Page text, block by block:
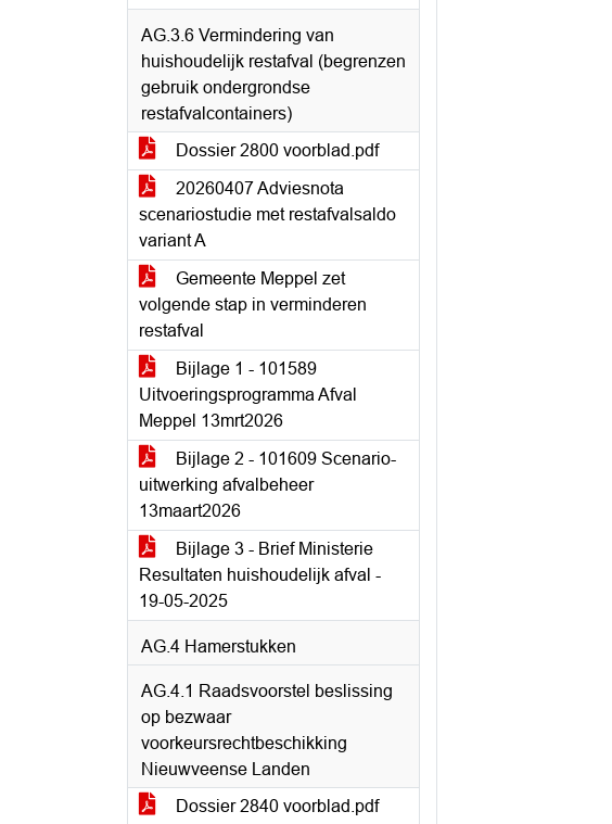
AG.3.6 Vermindering van
huishoudelijk restafval (begrenzen
gebruik ondergrondse
restafvalcontainers)
Dossier 2800 voorblad.pdf
20260407 Adviesnota
scenariostudie met restafvalsaldo
variant A
Gemeente Meppel zet
volgende stap in verminderen
restafval
Bijlage 1 - 101589
Uitvoeringsprogramma Afval
Meppel 13mrt2026
Bijlage 2 - 101609 Scenario-
uitwerking afvalbeheer
13maart2026
Bijlage 3 - Brief Ministerie
Resultaten huishoudelijk afval -
19-05-2025
AG.4 Hamerstukken
AG.4.1 Raadsvoorstel beslissing
op bezwaar
voorkeursrechtbeschikking
Nieuwveense Landen
Dossier 2840 voorblad.pdf